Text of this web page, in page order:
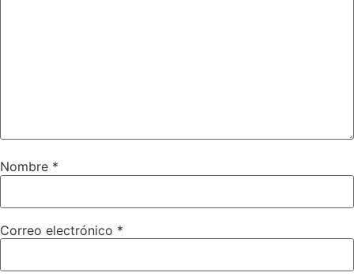
Nombre *
Correo electrónico *